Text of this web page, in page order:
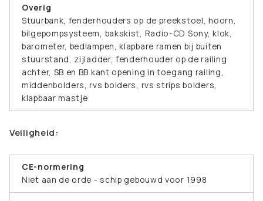
Overig
Stuurbank, fenderhouders op de preekstoel, hoorn,
bilgepompsysteem, bakskist, Radio-CD Sony, klok,
barometer, bedlampen, klapbare ramen bij buiten
stuurstand, zijladder, fenderhouder op de railing
achter, SB en BB kant opening in toegang railing,
middenbolders, rvs bolders, rvs strips bolders,
klapbaar mastje
Veiligheid:
CE-normering
Niet aan de orde - schip gebouwd voor 1998